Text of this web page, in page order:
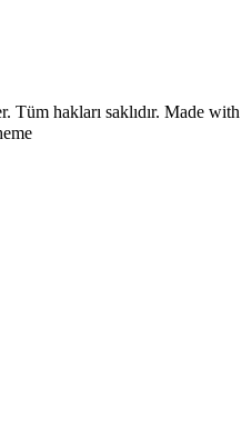
hakları saklıdır. Made with